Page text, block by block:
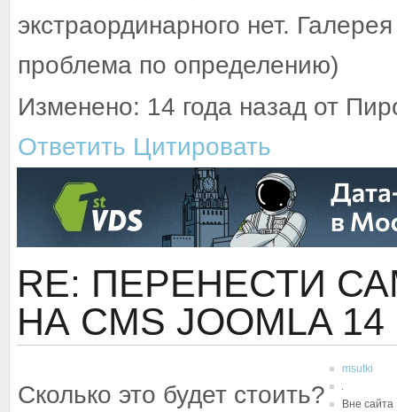
экстраординарного нет.
проблема по определению)
Изменено: 14 года назад от
Ответить Цитировать
RE: ПЕРЕНЕСТИ
НА CMS JOOMLA
Сколько это будет стоить?
msutki
Вне сайта